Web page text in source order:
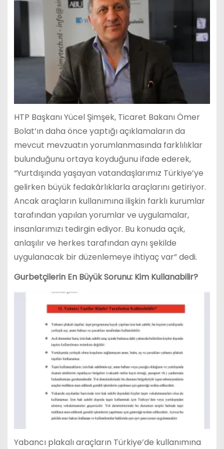
HTP Başkanı Yücel Şimşek, Ticaret Bakanı Ömer
Bolat’ın daha önce yaptığı açıklamaların da
mevcut mevzuatın yorumlanmasında farklılıklar
bulunduğunu ortaya koyduğunu ifade ederek,
“Yurtdışında yaşayan vatandaşlarımız Türkiye’ye
gelirken büyük fedakârlıklarla araçlarını getiriyor.
Ancak araçların kullanımına ilişkin farklı kurumlar
tarafından yapılan yorumlar ve uygulamalar,
insanlarımızı tedirgin ediyor. Bu konuda açık,
anlaşılır ve herkes tarafından aynı şekilde
uygulanacak bir düzenlemeye ihtiyaç var” dedi.
Gurbetçilerin En Büyük Sorunu: Kim Kullanabilir?
Yabancı plakalı araçların Türkiye’de kullanımına